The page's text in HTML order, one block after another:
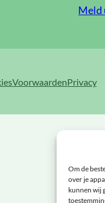
Om de
over je
kunnen wij
Meld
VoorwaardenPrivacy